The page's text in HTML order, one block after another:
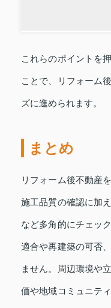
これらのポイントを
ことで、リフォーム
ズに進められます。
まとめ
リフォーム後不動産
施工品質の確認に加
など多角的にチェッ
適合や再建築の可否
ません。周辺環境や
価や地域コミュニテ